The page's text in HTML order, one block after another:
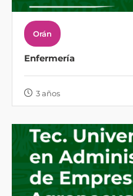
Orán
Enfermería
3 años